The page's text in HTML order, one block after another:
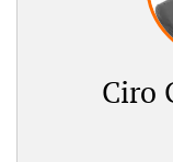
Ciro